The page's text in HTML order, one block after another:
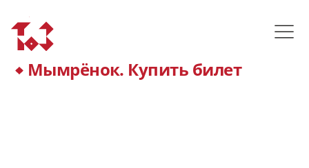
Мымрёнок. Купить билет